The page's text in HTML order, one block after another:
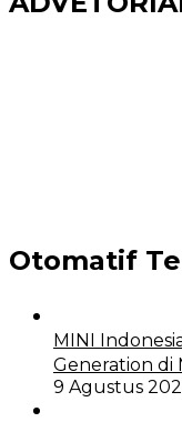
Otomatif
MINI
Generation di
9 Agustus